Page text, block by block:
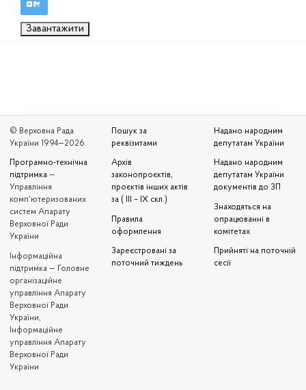
Завантажити
© Верховна Рада
України 1994—2026
Програмно-технічна
підтримка —
Управління
комп'ютеризованих
систем Апарату
Верховної Ради
України
Iнформаційна
підтримка — Головне
організаційне
управління Апарату
Верховної Ради
України,
Інформаційне
управління Апарату
Верховної Ради
України
Пошук за
реквізитами
Архів
законопроєктів,
проєктів інших актів
за ( III – IX скл.)
Правила
оформлення
Зареєстровані за
поточний тиждень
Надано народним
депутатам України
Надано народним
депутатам України
документів до ЗП
Знаходяться на
опрацюванні в
комітетах
Прийняті на поточній
сесії